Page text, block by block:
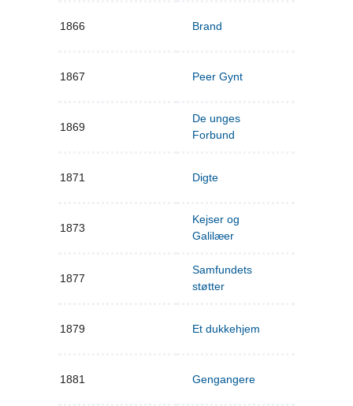
1866 Brand
1867 Peer Gynt
1869
De unges
Forbund
1871 Digte
1873
Kejser og
Galilæer
1877
Samfundets
støtter
1879 Et dukkehjem
1881 Gengangere